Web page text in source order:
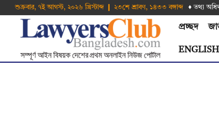
শুক্রবার, ৭ই আগস্ট, ২০২৬ খ্রিস্টাব্দ ❙ ২৩শে শ্রাবণ, ১৪৩৩ বঙ্গাব্দ ♦ তথ‌্য
প্রচ্ছদ
ENGLISH